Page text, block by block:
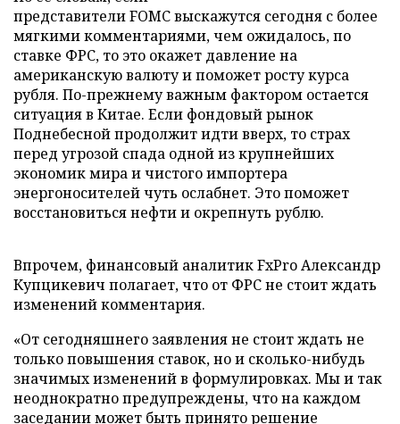
представители FOMC выскажутся сегодня с более
мягкими комментариями, чем ожидалось, по
ставке ФРС, то это окажет давление на
американскую валюту и поможет росту курса
рубля. По-прежнему важным фактором остается
ситуация в Китае. Если фондовый рынок
Поднебесной продолжит идти вверх, то страх
перед угрозой спада одной из крупнейших
экономик мира и чистого импортера
энергоносителей чуть ослабнет. Это поможет
восстановиться нефти и окрепнуть рублю.
Впрочем, финансовый аналитик FxPro Александр
Купцикевич полагает, что от ФРС не стоит ждать
изменений комментария.
«От сегодняшнего заявления не стоит ждать не
только повышения ставок, но и сколько-нибудь
значимых изменений в формулировках. Мы и так
неоднократно предупреждены, что на каждом
заседании может быть принято решение